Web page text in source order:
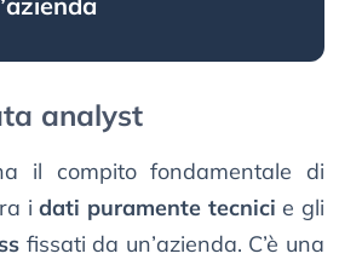
analyst
il compito fondamentale di
idati puramente tecnici e gli
fissati da un’azienda. C’è una